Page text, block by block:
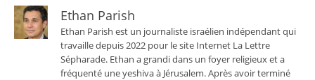
Ethan Parish
Ethan Parish est un journaliste israélien indépendant qui
travaille depuis 2022 pour le site Internet La Lettre
Sépharade. Ethan a grandi dans un foyer religieux et a
fréquenté une yeshiva à Jérusalem. Après avoir terminé